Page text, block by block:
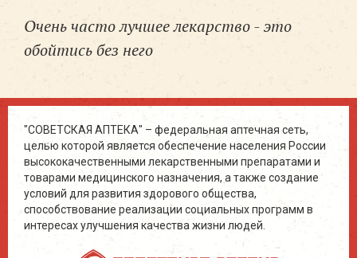
Очень часто лучшее лекарство - это
обойтись без него
"СОВЕТСКАЯ АПТЕКА" – федеральная аптечная сеть,
целью которой является обеспечение населения России
высококачественными лекарственными препаратами и
товарами медицинского назначения, а также создание
условий для развития здорового общества,
способствование реализации социальных программ в
интересах улучшения качества жизни людей.